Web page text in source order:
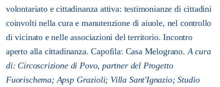
volontariato e cittadinanza attiva: testimonianze di cittadini
coinvolti nella cura e manutenzione di aiuole, nel controllo
di vicinato e nelle associazioni del territorio.Incontro
aperto alla cittadinanza. Capofila: Casa Melograno.A cura
di: Circoscrizione di Povo, partner del Progetto
Fuorischema; Apsp Grazioli; Villa Sant'Ignazio; Studio